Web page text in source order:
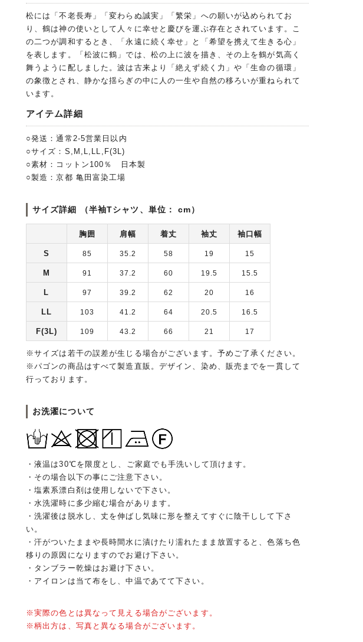
松には「不老長寿」「変わらぬ誠実」「繁栄」への願いが込められてお
り、鶴は神の使いとして人々に幸せと慶びを運ぶ存在とされています。こ
の二つが調和するとき、「永遠に続く幸せ」と「希望を携えて生きる心」
を表します。「松波に鶴」では、松の上に波を描き、その上を鶴が気高く
舞うように配しました。波は古来より「絶えず続く力」や「生命の循環」
の象徴とされ、静かな揺らぎの中に人の一生や自然の移ろいが重ねられて
います。
アイテム詳細
○発送：通常2-5営業日以内
○サイズ：S,M,L,LL,F(3L)
○素材：コットン100％ 日本製
○製造：京都 亀田富染工場
サイズ詳細 （半袖Tシャツ、単位： cm）
胸囲 肩幅 着丈 袖丈 袖口幅
S 85 35.2 58 19 15
M 91 37.2 60 19.5 15.5
L 97 39.2 62 20 16
LL 103 41.2 64 20.5 16.5
F(3L) 109 43.2 66 21 17
※サイズは若干の誤差が生じる場合がございます。予めご了承ください。
※パゴンの商品はすべて製造直販。デザイン、染め、販売までを一貫して
行っております。
お洗濯について
・液温は30℃を限度とし、ご家庭でも手洗いして頂けます。
・その場合以下の事にご注意下さい。
・塩素系漂白剤は使用しないで下さい。
・水洗濯時に多少縮む場合があります。
・洗濯後は脱水し、丈を伸ばし気味に形を整えてすぐに陰干しして下さ
い。
・汗がついたままや長時間水に漬けたり濡れたまま放置すると、色落ち色
移りの原因になりますのでお避け下さい。
・タンブラー乾燥はお避け下さい。
・アイロンは当て布をし、中温であてて下さい。
※実際の色とは異なって見える場合がございます。
※柄出方は、写真と異なる場合がございます。